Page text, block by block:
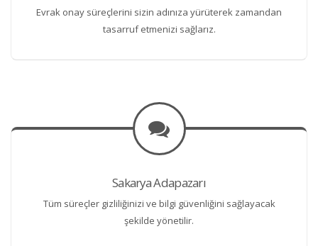
Evrak onay süreçlerini sizin adınıza yürüterek zamandan
tasarruf etmenizi sağlarız.
Sakarya Adapazarı
Tüm süreçler gizliliğinizi ve bilgi güvenliğini sağlayacak
şekilde yönetilir.